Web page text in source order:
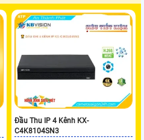
Đầu Thu IP 4 Kênh KX-
C4K8104SN3